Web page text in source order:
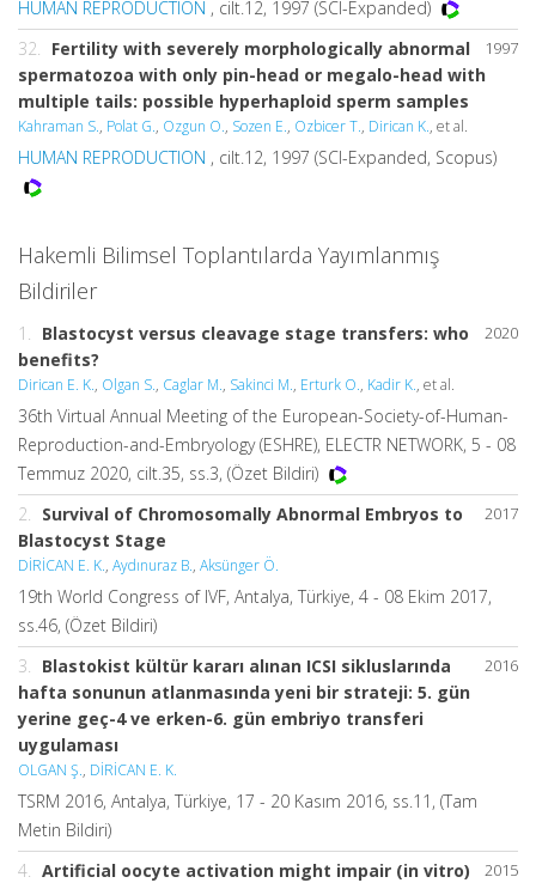
HUMAN REPRODUCTION , cilt.12, 1997 (SCI-Expanded)
1997
32.
Fertility with severely morphologically abnormal
spermatozoa with only pin-head or megalo-head with
multiple tails: possible hyperhaploid sperm samples
Kahraman S., Polat G., Ozgun O., Sozen E., Ozbicer T., Dirican K., et al.
HUMAN REPRODUCTION , cilt.12, 1997 (SCI-Expanded, Scopus)
Hakemli Bilimsel Toplantılarda Yayımlanmış
Bildiriler
2020
1.
Blastocyst versus cleavage stage transfers: who
benefits?
Dirican E. K., Olgan S., Caglar M., Sakinci M., Erturk O., Kadir K., et al.
36th Virtual Annual Meeting of the European-Society-of-Human-
Reproduction-and-Embryology (ESHRE), ELECTR NETWORK, 5 - 08
Temmuz 2020, cilt.35, ss.3, (Özet Bildiri)
2017
2.
Survival of Chromosomally Abnormal Embryos to
Blastocyst Stage
DİRİCAN E. K., Aydınuraz B., Aksünger Ö.
19th World Congress of IVF, Antalya, Türkiye, 4 - 08 Ekim 2017,
ss.46, (Özet Bildiri)
2016
3.
Blastokist kültür kararı alınan ICSI sikluslarında
hafta sonunun atlanmasında yeni bir strateji: 5. gün
yerine geç-4 ve erken-6. gün embriyo transferi
uygulaması
OLGAN Ş., DİRİCAN E. K.
TSRM 2016, Antalya, Türkiye, 17 - 20 Kasım 2016, ss.11, (Tam
Metin Bildiri)
2015
4.
Artificial oocyte activation might impair (in vitro)